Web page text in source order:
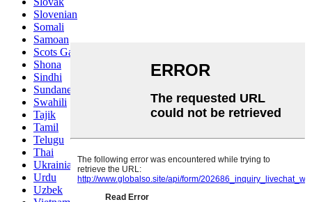
Slovenian
Somali
Samoan
Scots Gaelic
Shona
Sindhi
Sundanese
Swahili
Tajik
Tamil
Telugu
Thai
Ukrainian
Urdu
Uzbek